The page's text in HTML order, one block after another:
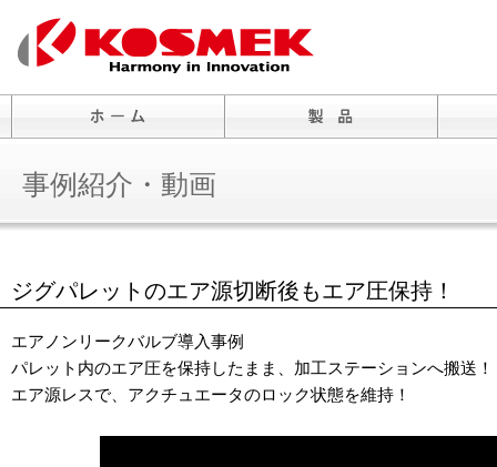
事例紹介・動画
ジグパレットのエア源切断後もエア圧保持！
エアノンリークバルブ導入事例
パレット内のエア圧を保持したまま、加工ステーションへ搬送！
エア源レスで、アクチュエータのロック状態を維持！